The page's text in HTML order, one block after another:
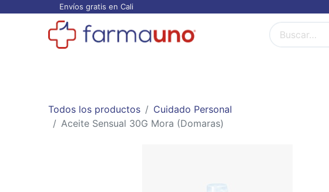
Envíos gratis en Cali
Todos los productos
Cuidado Personal
Aceite Sensual 30G Mora (Domaras)